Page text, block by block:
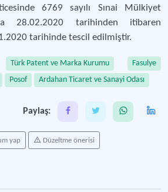
6769 sayılı Sınai Mülkiyet
28.02.2020 tarihinden itibaren
tarihinde tescil edilmiştir.
Türk Patent ve Marka Kurumu
Fasulye
Posof Ardahan Ticaret ve Sanayi Odası
Paylaş:
yap Düzeltme önerisi